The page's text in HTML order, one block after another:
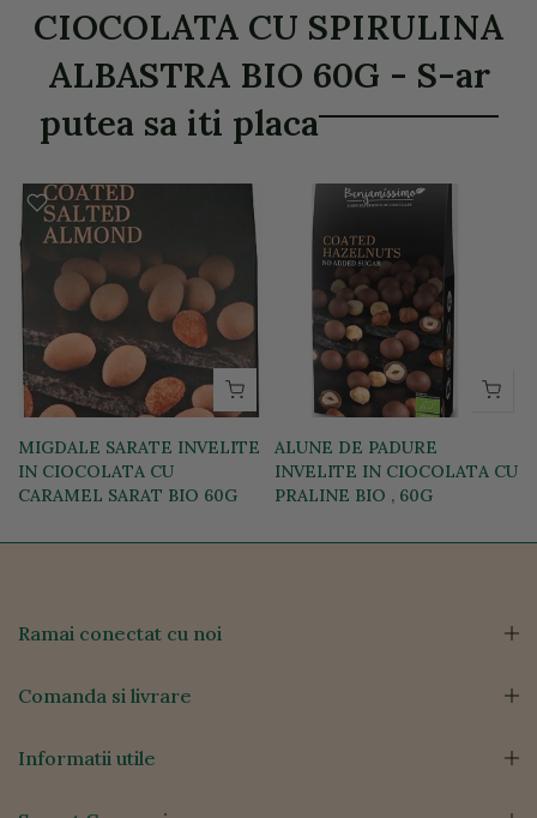
CIOCOLATA CU SPIRULINA
ALBASTRA BIO 60G - S-ar
putea sa iti placa
MIGDALE SARATE INVELITE
IN CIOCOLATA CU
CARAMEL SARAT BIO 60G
ALUNE DE PADURE
INVELITE IN CIOCOLATA CU
PRALINE BIO , 60G
Ramai conectat cu noi
Comanda si livrare
Informatii utile